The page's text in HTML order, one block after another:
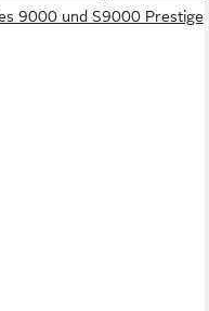
9000 und S9000 Prestige